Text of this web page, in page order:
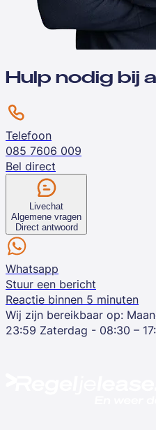
Hulp nodig bij
Telefoon
085 7606 009
Bel direct
Livechat
Algemene vragen
Direct antwoord
Whatsapp
Stuur een bericht
Reactie binnen 5 minuten
Wij zijn bereikbaar op:
23:59 Zaterdag - 08:30 –